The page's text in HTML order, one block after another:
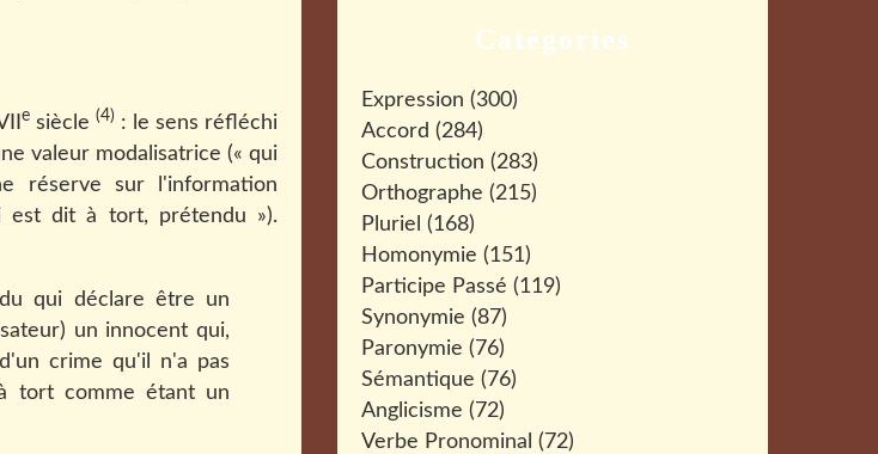
e siècle (4) : le sens réfléchi
valeur modalisatrice (« qui
réserve sur l'information
est dit à tort, prétendu »).
qui déclare être un
un innocent qui,
crime qu'il n'a pas
tort comme étant un
Catégories
Expression (300)
Accord (284)
Construction (283)
Orthographe (215)
Pluriel (168)
Homonymie (151)
Participe Passé (119)
Synonymie (87)
Paronymie (76)
Sémantique (76)
Anglicisme (72)
Verbe Pronominal (72)